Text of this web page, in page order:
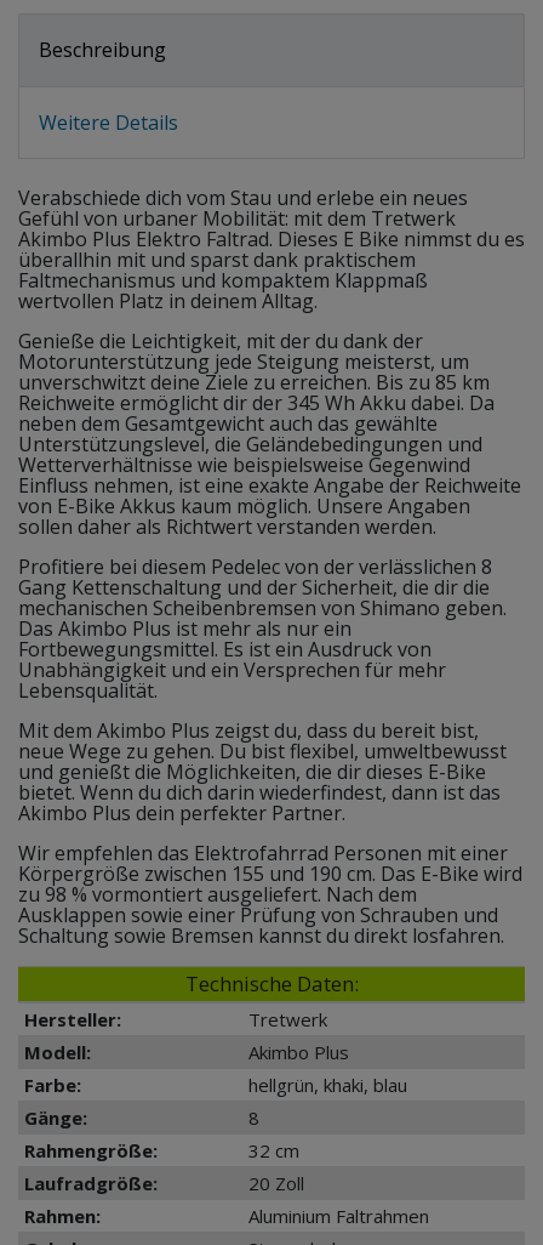
Beschreibung
Weitere Details
Verabschiede dich vom Stau und erlebe ein neues
Gefühl von urbaner Mobilität: mit dem Tretwerk
Akimbo Plus Elektro Faltrad. Dieses E Bike nimmst du es
überallhin mit und sparst dank praktischem
Faltmechanismus und kompaktem Klappmaß
wertvollen Platz in deinem Alltag.
Genieße die Leichtigkeit, mit der du dank der
Motorunterstützung jede Steigung meisterst, um
unverschwitzt deine Ziele zu erreichen. Bis zu 85 km
Reichweite ermöglicht dir der 345 Wh Akku dabei. Da
neben dem Gesamtgewicht auch das gewählte
Unterstützungslevel, die Geländebedingungen und
Wetterverhältnisse wie beispielsweise Gegenwind
Einfluss nehmen, ist eine exakte Angabe der Reichweite
von E-Bike Akkus kaum möglich. Unsere Angaben
sollen daher als Richtwert verstanden werden.
Profitiere bei diesem Pedelec von der verlässlichen 8
Gang Kettenschaltung und der Sicherheit, die dir die
mechanischen Scheibenbremsen von Shimano geben.
Das Akimbo Plus ist mehr als nur ein
Fortbewegungsmittel. Es ist ein Ausdruck von
Unabhängigkeit und ein Versprechen für mehr
Lebensqualität.
Mit dem Akimbo Plus zeigst du, dass du bereit bist,
neue Wege zu gehen. Du bist flexibel, umweltbewusst
und genießt die Möglichkeiten, die dir dieses E-Bike
bietet. Wenn du dich darin wiederfindest, dann ist das
Akimbo Plus dein perfekter Partner.
Wir empfehlen das Elektrofahrrad Personen mit einer
Körpergröße zwischen 155 und 190 cm. Das E-Bike wird
zu 98 % vormontiert ausgeliefert. Nach dem
Ausklappen sowie einer Prüfung von Schrauben und
Schaltung sowie Bremsen kannst du direkt losfahren.
Technische Daten:
Hersteller:
Tretwerk
Modell:
Akimbo Plus
Farbe:
hellgrün, khaki, blau
Gänge:
8
Rahmengröße:
32 cm
Laufradgröße:
20 Zoll
Rahmen:
Aluminium Faltrahmen